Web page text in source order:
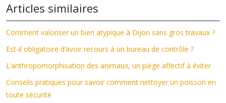
Articles similaires
Comment valoriser un bien atypique à Dijon sans gros travaux ?
Est-il obligatoire d’avoir recours à un bureau de contrôle ?
L’anthropomorphisation des animaux, un piège affectif à éviter
Conseils pratiques pour savoir comment nettoyer un poisson en
toute sécurité